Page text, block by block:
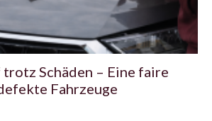
Schäden – Eine faire
Fahrzeuge